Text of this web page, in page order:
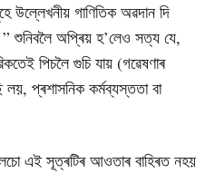
উল্লেখনীয় গাণিতিক অৱদান দি
শুনিবলৈ অপ্ৰিয় হ’লেও সত্য যে,
পিচলৈ গুচি যায় (গৱেষণাৰ
প্ৰশাসনিক কৰ্মব্যস্ততা বা
এই সূত্ৰটিৰ আওতাৰ বাহিৰত নহয়